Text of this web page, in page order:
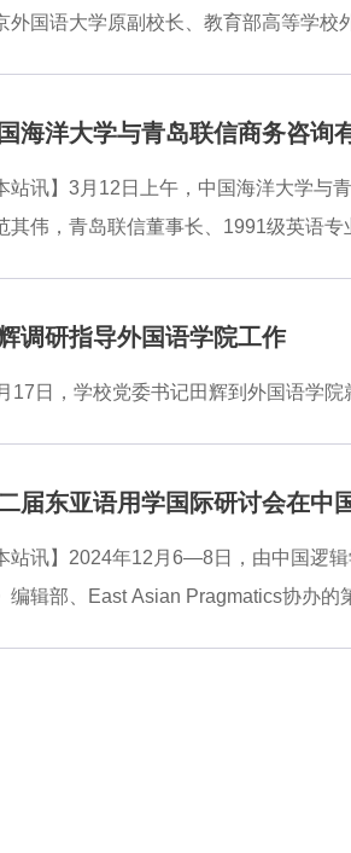
为构建人类命运共同体、国家高水平
外国语大学原副校长、教育部高等学校
专业委员会会长、华中科技大学徐锦芬
史、师资队伍、教学科研和在服务国
持外国语学院的发展，助推外语学科的
海洋大学与青岛联信商务咨询
站讯】3月12日上午，中国海洋大学与
其伟，青岛联信董事长、1991级英语
育、科技、人才的高度重视，希望校
域发展。李春阳简要介绍了青岛联信的
调研指导外国语学院工作
17日，学校党委书记田辉到外国语学
届东亚语用学国际研讨会在中
站讯】2024年12月6—8日，由中国逻
编辑部、East Asian Pragmatics协办
委常委、副校长范其伟，中国海洋大